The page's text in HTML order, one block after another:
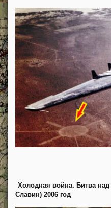
Холодная война. Битва
Славин) 2006 год